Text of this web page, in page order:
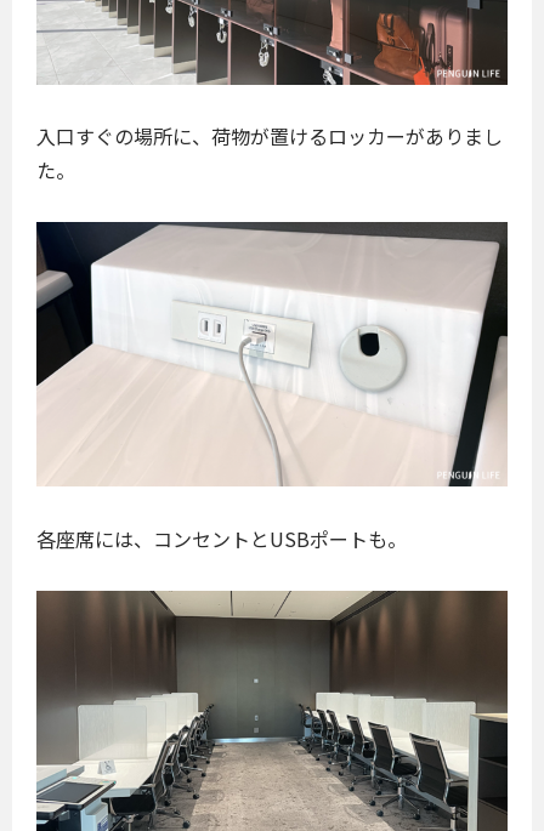
入口すぐの場所に、荷物が置けるロッカーがありまし
た。
各座席には、コンセントとUSBポートも。